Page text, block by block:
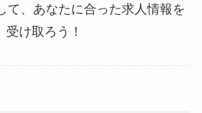
て、あなたに合った求人情報を
受け取ろう！